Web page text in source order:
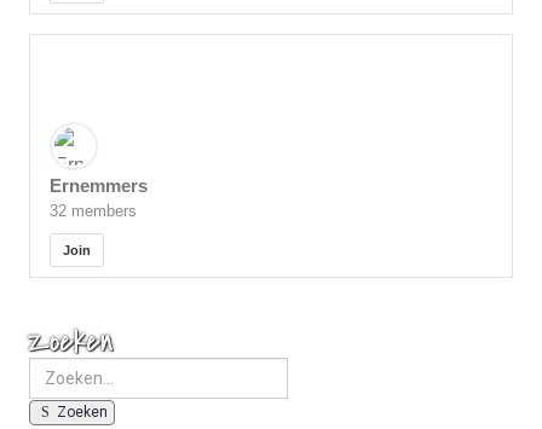
Ernemmers
32 members
Join
Zoeken
Zoeken